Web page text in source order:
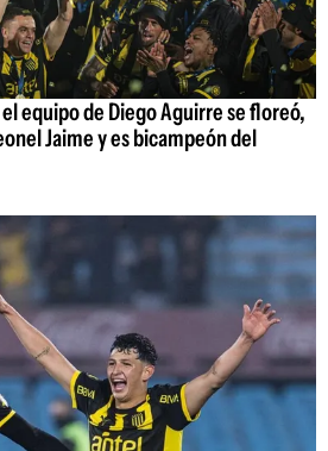
equipo de Diego Aguirre se floreó,
Jaime y es bicampeón del